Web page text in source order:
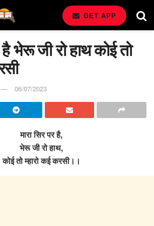
GET APP
है भेरू जी रो हाथ कोई तो
06/07/2023
मारा सिर पर है,
भेरू जी रो हाथ,
कोई तो म्हारो कई करसी।।